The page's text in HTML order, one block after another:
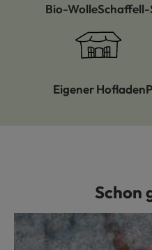
Bio-Wolle
Eigener Hofladen
Produktgalerie Schon